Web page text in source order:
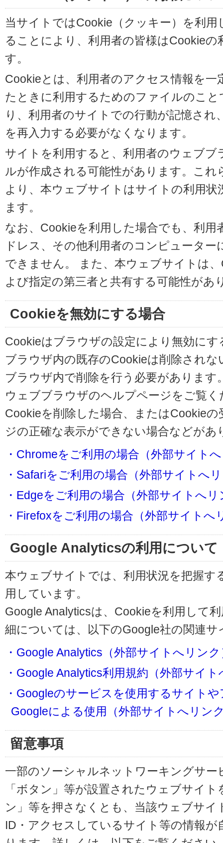
当サイトではCookie（クッキー）を利
ることにより、利用者の皆様はCookie
す。
Cookieとは、利用者のアクセス情報を
たときに利用するためのファイルのこ
り、利用者のサイトでの行動が記憶さ
を再入力する必要がなくなります。
サイトを利用すると、利用者のウェブ
ルが作成される可能性があります。こ
より、本ウェブサイトはサイトの利用
ます。
なお、Cookieを利用した場合でも、利用
ドレス、その他利用者のコンピュータ
できません。 また、本ウェブサイトは
よび指定の第三者と共有する可能性があ
Cookieを無効にする場合
Cookieはブラウザの設定により無効に
ブラウザ内の既存のCookieは削除され
ブラウザ内で削除を行う必要があります
ウェブブラウザのヘルプページをご覧く
Cookieを削除した場合、またはCookie
ジの正確な表示ができない場合などが
・Chromeをご利用の場合（外部サイト
・Safariをご利用の場合（外部サイトへ
・Edgeをご利用の場合（外部サイトへリ
・Firefoxをご利用の場合（外部サイトへ
Google Analyticsの利用について
本ウェブサイトでは、利用状況を把握す
用しています。
Google Analyticsは、Cookieを利用して
細については、以下のGoogle社の関連
・Google Analytics（外部サイトへリンク
・Google Analytics利用規約（外部サイ
・Googleのサービスを使用するサイト
Googleによる使用（外部サイトへリン
留意事項
一部のソーシャルネットワーキングサー
「ボタン」等が設置されたウェブサイ
ン」等を押さなくとも、当該ウェブサイ
ID・アクセスしているサイト等の情報